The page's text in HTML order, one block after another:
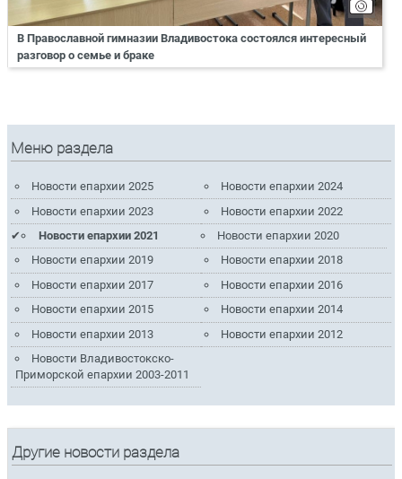
В Православной гимназии Владивостока состоялся интересный
разговор о семье и браке
Меню раздела
Новости епархии 2025
Новости епархии 2024
Новости епархии 2023
Новости епархии 2022
Новости епархии 2021
Новости епархии 2020
Новости епархии 2019
Новости епархии 2018
Новости епархии 2017
Новости епархии 2016
Новости епархии 2015
Новости епархии 2014
Новости епархии 2013
Новости епархии 2012
Новости Владивостокско-
Приморской епархии 2003-2011
Другие новости раздела